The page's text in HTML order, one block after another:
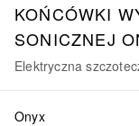
KOŃCÓWKI
SONICZNEJ
Elektryczna
Onyx